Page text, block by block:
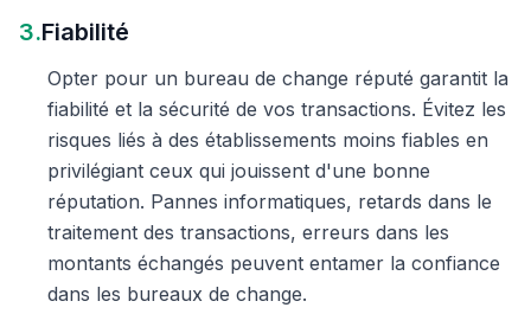
3.Fiabilité
Opter pour un bureau de change réputé garantit la
fiabilité et la sécurité de vos transactions. Évitez les
risques liés à des établissements moins fiables en
privilégiant ceux qui jouissent d'une bonne
réputation. Pannes informatiques, retards dans le
traitement des transactions, erreurs dans les
montants échangés peuvent entamer la confiance
dans les bureaux de change.